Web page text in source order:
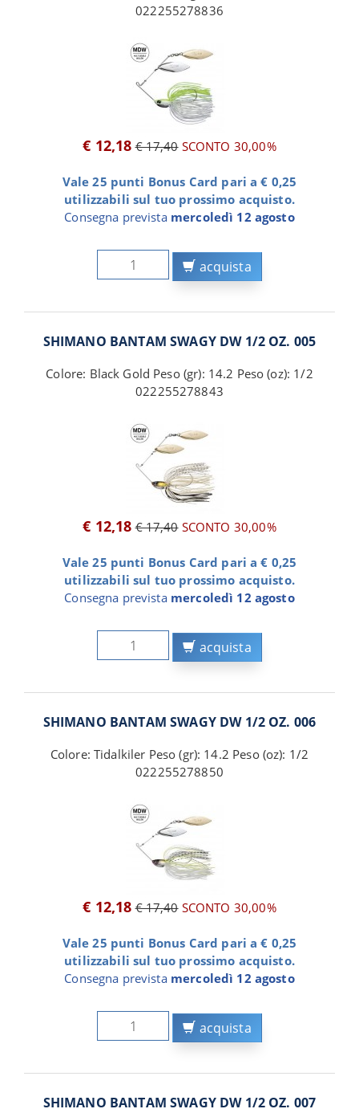
022255278836
€ 12,18 € 17,40SCONTO 30,00%
Vale 25 punti Bonus Card pari a € 0,25
utilizzabili sul tuo prossimo acquisto.
Consegna prevista mercoledì 12 agosto
acquista
SHIMANO BANTAM SWAGY DW 1/2 OZ. 005
Colore: Black Gold Peso (gr): 14.2 Peso (oz): 1/2
022255278843
€ 12,18 € 17,40SCONTO 30,00%
Vale 25 punti Bonus Card pari a € 0,25
utilizzabili sul tuo prossimo acquisto.
Consegna prevista mercoledì 12 agosto
acquista
SHIMANO BANTAM SWAGY DW 1/2 OZ. 006
Colore: Tidalkiler Peso (gr): 14.2 Peso (oz): 1/2
022255278850
€ 12,18 € 17,40SCONTO 30,00%
Vale 25 punti Bonus Card pari a € 0,25
utilizzabili sul tuo prossimo acquisto.
Consegna prevista mercoledì 12 agosto
acquista
SHIMANO BANTAM SWAGY DW 1/2 OZ. 007